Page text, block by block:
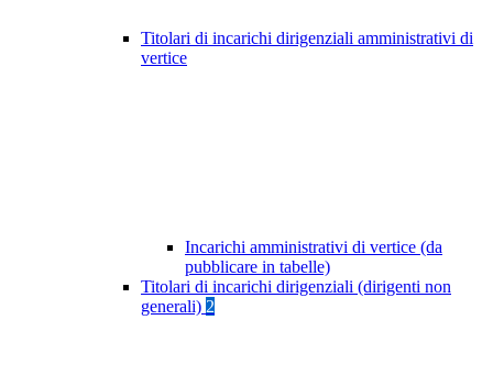
Titolari di incarichi dirigenziali amministrativi di
vertice
Incarichi amministrativi di vertice (da
pubblicare in tabelle)
Titolari di incarichi dirigenziali (dirigenti non
generali) 2